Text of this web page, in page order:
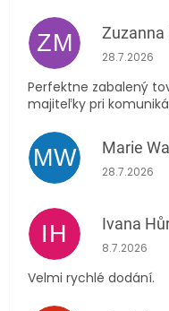
ZM Zuzanna
28.7.2026
Perfektne zabalený
majiteľky pri
MW Marie
28.7.2026
IH Ivana
8.7.2026
Velmi rychlé dodání.